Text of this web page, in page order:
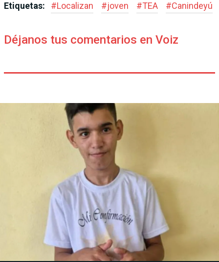
Etiquetas: #Localizan #joven #TEA #Canindeyú
Déjanos tus comentarios en Voiz